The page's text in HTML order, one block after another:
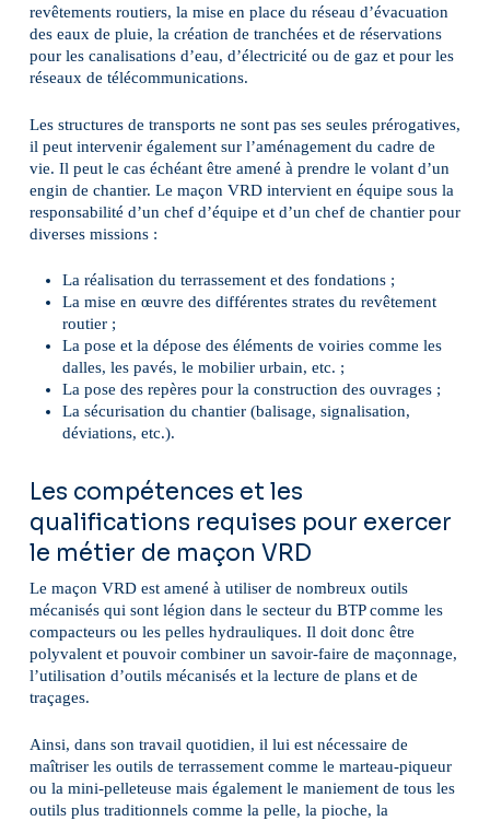
revêtements routiers, la mise en place du réseau d’évacuation
des eaux de pluie, la création de tranchées et de réservations
pour les canalisations d’eau, d’électricité ou de gaz et pour les
réseaux de télécommunications.
Les structures de transports ne sont pas ses seules prérogatives,
il peut intervenir également sur l’aménagement du cadre de
vie. Il peut le cas échéant être amené à prendre le volant d’un
engin de chantier. Le maçon VRD intervient en équipe sous la
responsabilité d’un chef d’équipe et d’un chef de chantier pour
diverses missions :
La réalisation du terrassement et des fondations ;
La mise en œuvre des différentes strates du revêtement
routier ;
La pose et la dépose des éléments de voiries comme les
dalles, les pavés, le mobilier urbain, etc. ;
La pose des repères pour la construction des ouvrages ;
La sécurisation du chantier (balisage, signalisation,
déviations, etc.).
Les compétences et les
qualifications requises pour exercer
le métier de maçon VRD
Le maçon VRD est amené à utiliser de nombreux outils
mécanisés qui sont légion dans le secteur du BTP comme les
compacteurs ou les pelles hydrauliques. Il doit donc être
polyvalent et pouvoir combiner un savoir-faire de maçonnage,
l’utilisation d’outils mécanisés et la lecture de plans et de
traçages.
Ainsi, dans son travail quotidien, il lui est nécessaire de
maîtriser les outils de terrassement comme le marteau-piqueur
ou la mini-pelleteuse mais également le maniement de tous les
outils plus traditionnels comme la pelle, la pioche, la